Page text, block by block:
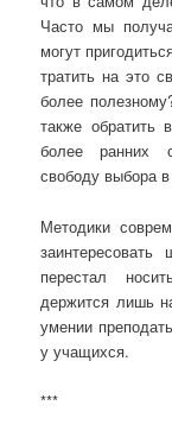
Часто мы
могут
тратить на это
более
также обратить
более ранних
свободу выбора
Методики
перестал
держится лишь
умении
у учащихся.
***